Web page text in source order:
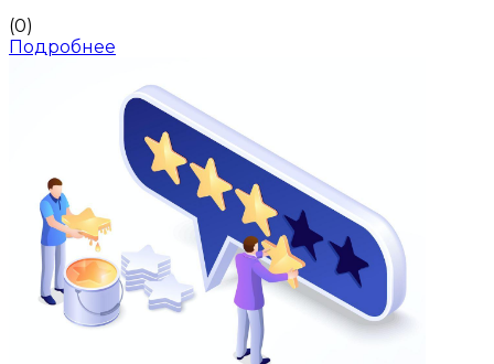
(0)
Подробнее